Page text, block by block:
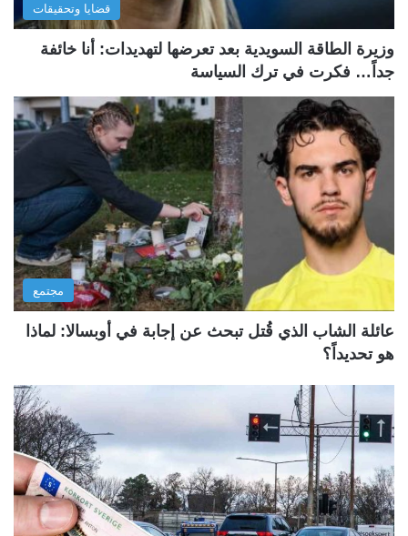
قضايا وتحقيقات
وزيرة الطاقة السويدية بعد تعرضها لتهديدات: أنا خائفة
جداً… فكرت في ترك السياسة
مجتمع
عائلة الشاب الذي قُتل تبحث عن إجابة في أوبسالا: لماذا
هو تحديداً؟